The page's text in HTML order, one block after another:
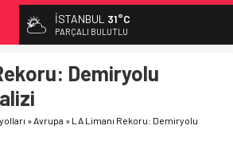
Polisi BVLOS Drone’larla Müdahale
Tarihi Bütçe: 46 Yılın Rekoru Onaylandı
Güneş Enerjili Tesisten İlk Rayı Sevk Etti
İSTANBUL 31°C
PARÇALI BULUTLU
Demiryolu
»Avrupa » LA Limanı Rekoru: Demiryolu